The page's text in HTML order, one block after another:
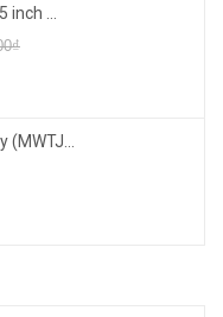
inch ...
(MWTJ...